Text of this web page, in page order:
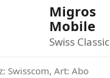
Migros
Mobile
Swiss Classic
Swisscom, Art: Abo